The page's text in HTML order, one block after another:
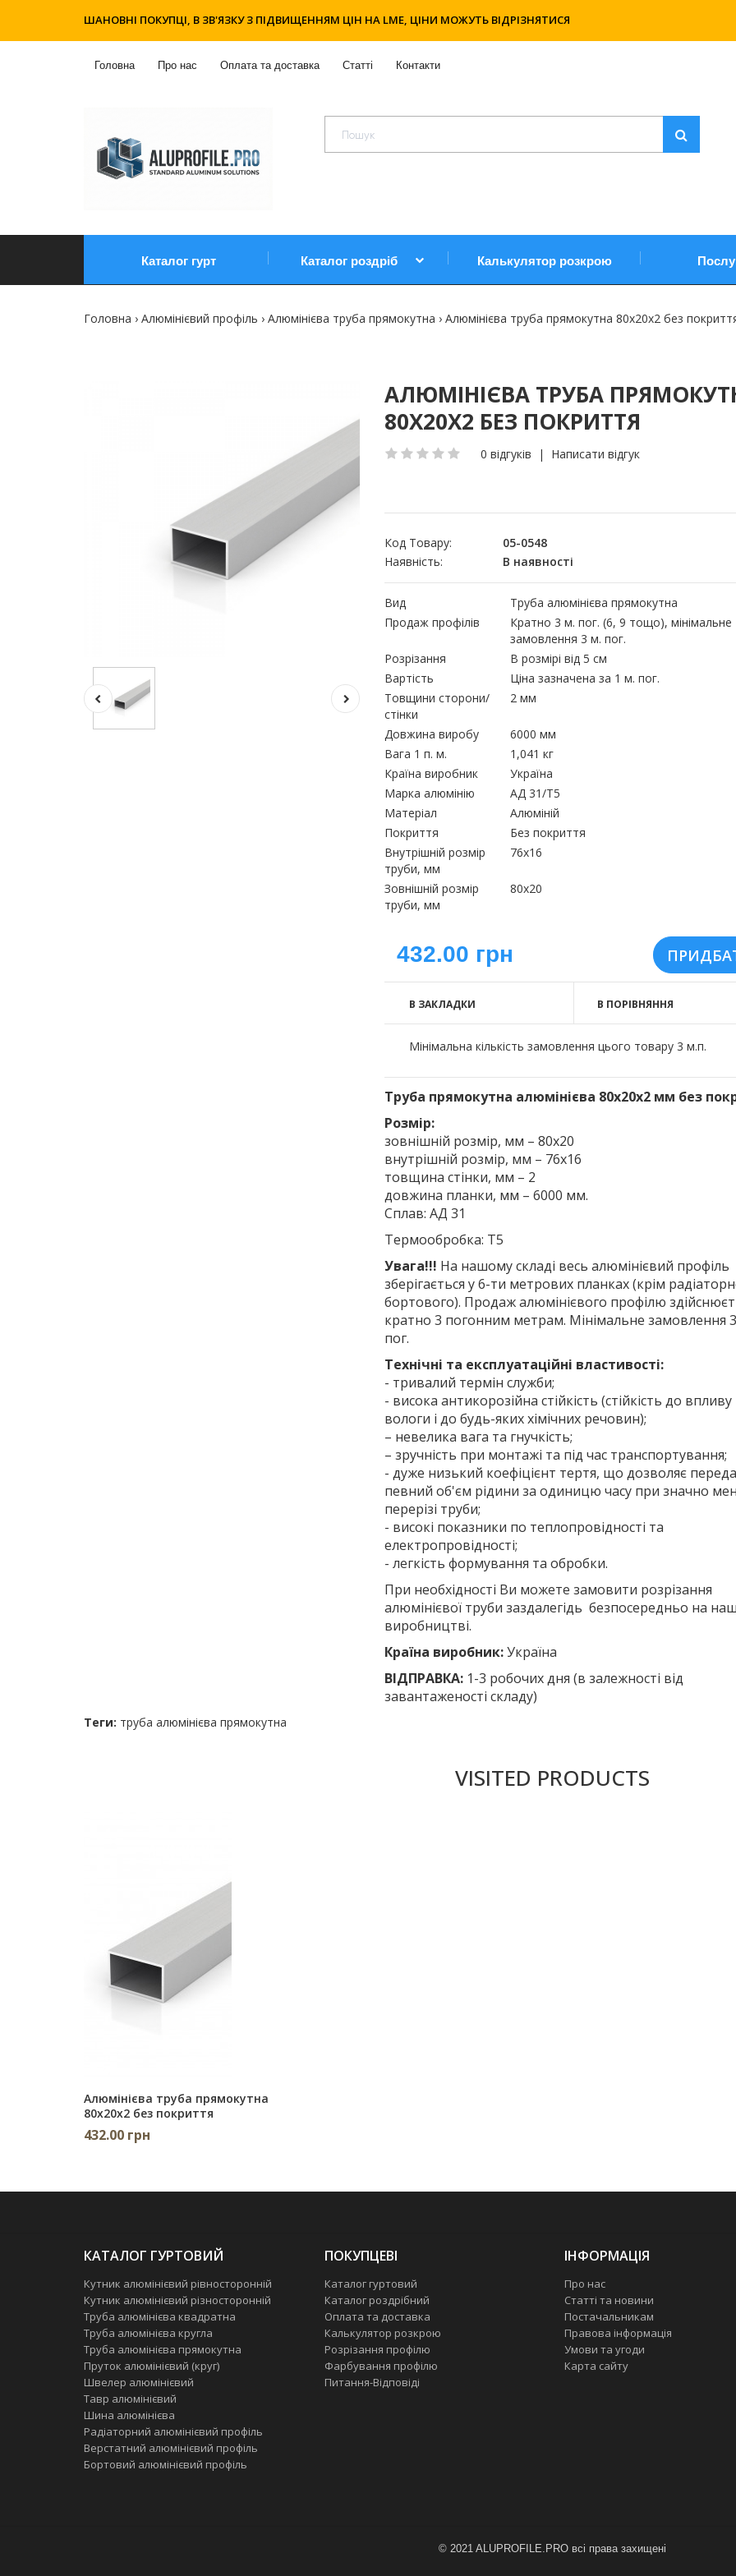
ШАНОВНІ ПОКУПЦІ, В ЗВ'ЯЗКУ З ПІДВИЩЕННЯМ ЦІН НА LME, ЦІНИ МОЖУТЬ ВІДРІЗНЯТИСЯ
Головна Про нас Оплата та доставка Статті Контакти
Каталог гурт Каталог роздріб Калькулятор розкрою
Головна Алюмінієвий профіль Алюмінієва труба прямокутна Алюмінієва труба прямокутна 80х20х2 без
АЛЮМІНІЄВА ТРУБА
80Х20Х2 БЕЗ ПОКРИТТЯ
0 відгуків | Написати відгук
Код Товару:
05-0548
Наявність:
В наявності
Вид
Труба алюмінієва прямокутна
Продаж профілів
Кратно 3 м. пог. (6, 9 тощо), мінімальне
замовлення 3 м. пог.
Розрізання
В розмірі від 5 см
Вартість
Ціна зазначена за 1 м. пог.
Товщини сторони/
стінки
2 мм
Довжина виробу
6000 мм
Вага 1 п. м.
1,041 кг
Країна виробник
Україна
Марка алюмінію
АД 31/Т5
Матеріал
Алюміній
Покриття
Без покриття
Внутрішній розмір
труби, мм
76х16
Зовнішній розмір
труби, мм
80х20
432.00 грн
В ЗАКЛАДКИ В ПОРІВНЯННЯ
Мінімальна кількість замовлення цього товару 3 м.п.
Труба прямокутна алюмінієва 80х20х2 мм без
Розмір:
зовнішній розмір, мм – 80х20
внутрішній розмір, мм – 76х16
товщина стінки, мм – 2
довжина планки, мм – 6000 мм.
Сплав: АД 31
Термообробка: Т5
Увага!!! На нашому складі весь алюмінієвий профіль
зберігається у 6-ти метрових планках (крім
бортового). Продаж алюмінієвого профілю
кратно 3 погонним метрам. Мінімальне замовлення
пог.
Технічні та експлуатаційні властивості:
- тривалий термін служби;
- висока антикорозійна стійкість (стійкість до впливу
вологи і до будь-яких хімічних речовин);
– невелика вага та гнучкість;
– зручність при монтажі та під час транспортування;
- дуже низький коефіцієнт тертя, що дозволяє
певний об'єм рідини за одиницю часу при значно
перерізі труби;
- високі показники по теплопровідності та
електропровідності;
- легкість формування та обробки.
При необхідності Ви можете замовити розрізання
алюмінієвої труби заздалегідь безпосередньо на
виробництві.
Країна виробник:Україна
ВІДПРАВКА:1-3 робочих дня (в залежності від
завантаженості складу)
Теги: труба алюмінієва прямокутна
VISITED PRODUCTS
Алюмінієва труба прямокутна
80х20х2 без покриття
432.00 грн
КАТАЛОГ ГУРТОВИЙ
Кутник алюмінієвий рівносторонній
Кутник алюмінієвий різносторонній
Труба алюмінієва квадратна
Труба алюмінієва кругла
Труба алюмінієва прямокутна
Пруток алюмінієвий (круг)
Швелер алюмінієвий
Тавр алюмінієвий
Шина алюмінієва
Радіаторний алюмінієвий профіль
Верстатний алюмінієвий профіль
Бортовий алюмінієвий профіль
ПОКУПЦЕВІ
Каталог гуртовий
Каталог роздрібний
Оплата та доставка
Калькулятор розкрою
Розрізання профілю
Фарбування профілю
Питання-Відповіді
ІНФОРМАЦІЯ
Про нас
Статті та новини
Постачальникам
Правова інформація
Умови та угоди
Карта сайту
© 2021 ALUPROFILE.PRO всі права захищені